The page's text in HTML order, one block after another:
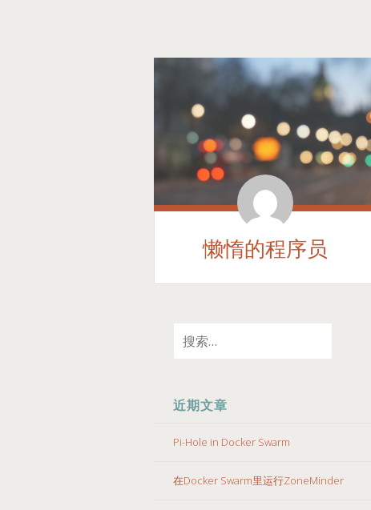
懒惰的程序员
TO
近期文章
Pi-Hole in Docker Swarm
在Docker Swarm里运行ZoneMinder